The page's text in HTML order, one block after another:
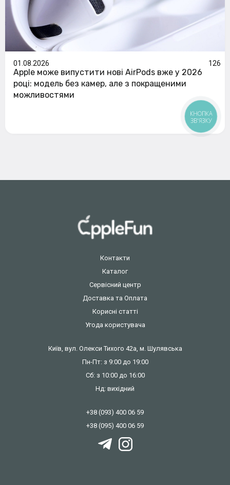
01.08.2026 126
Apple може випустити нові AirPods вже у 2026
році: модель без камер, але з покращеними
можливостями
Контакти
Каталог
Сервісний центр
Доставка та Оплата
Корисні статті
Угода користувача
Київ, вул. Олекси Тихого 42а, м. Шулявська
Пн-Пт: з 9:00 до 19:00
Сб: з 10:00 до 16:00
Нд: вихідний
+38 (093) 400 06 59
+38 (095) 400 06 59
КНОПКА
ЗВ'ЯЗКУ